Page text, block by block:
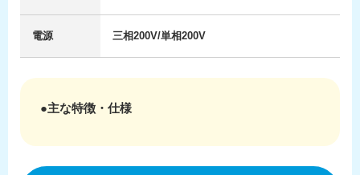
電源 三相200V/単相200V
●主な特徴・仕様